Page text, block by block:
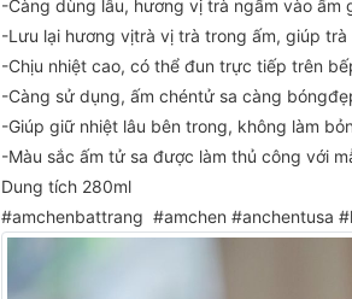
-Càng dùng lâu, hương vị trà ngấm vào
-Lưu lại hương vịtrà vị trà trong ấm, giúp
-Chịu nhiệt cao, có thể đun trực tiếp trên
-Càng sử dụng, ấm chéntử sa càng
-Giúp giữ nhiệt lâu bên trong, không làm
-Màu sắc ấm tử sa được làm thủ công với
Dung tích 280ml
#amchenbattrang #amchen #anchentusa